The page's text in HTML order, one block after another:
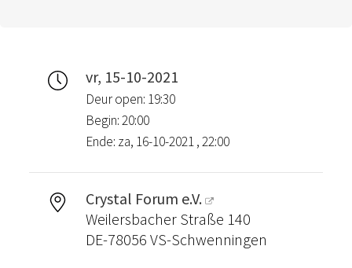
vr, 15-10-2021
Deur open: 19:30
Begin: 20:00
Ende: za, 16-10-2021 , 22:00
Crystal Forum e.V.
Weilersbacher Straße 140
DE-78056 VS-Schwenningen